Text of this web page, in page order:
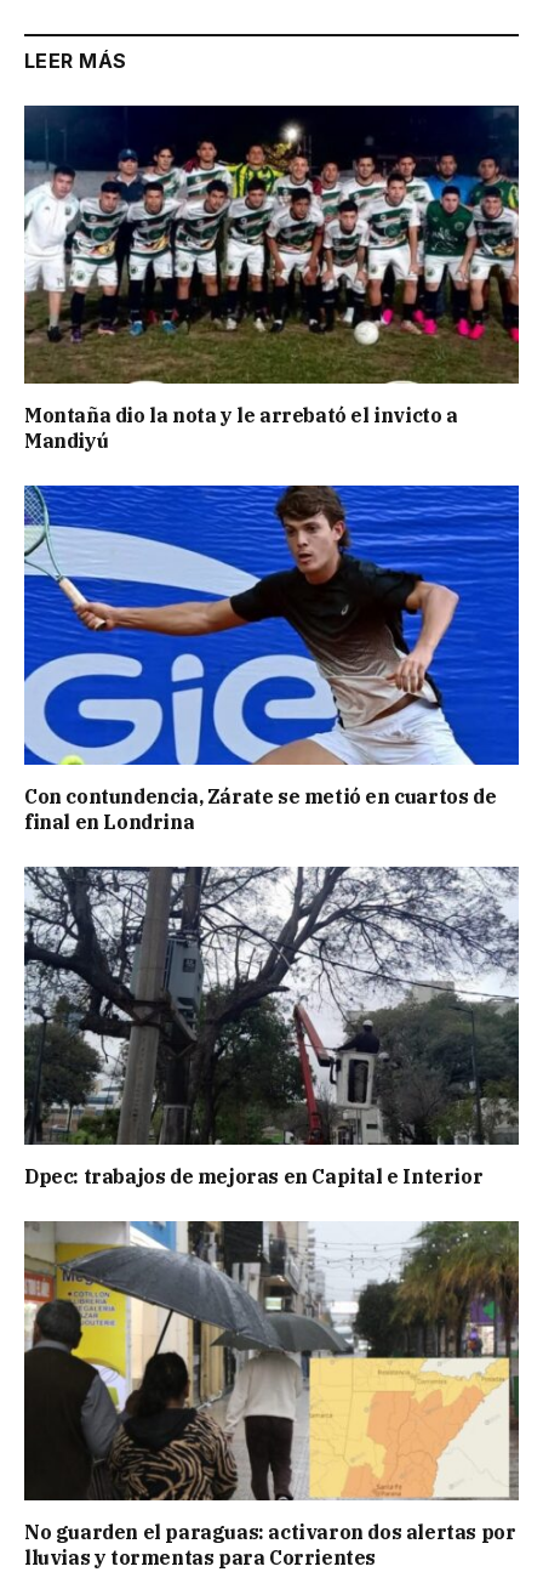
LEER MÁS
Montaña dio la nota y le arrebató el invicto a
Mandiyú
Con contundencia, Zárate se metió en cuartos de
final en Londrina
Dpec: trabajos de mejoras en Capital e Interior
No guarden el paraguas: activaron dos alertas por
lluvias y tormentas para Corrientes